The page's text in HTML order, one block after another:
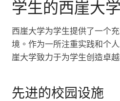
学生的西崖大
西崖大学为学生提供了一个
境。作为一所注重实践和个
崖大学致力于为学生创造卓
先进的校园设施